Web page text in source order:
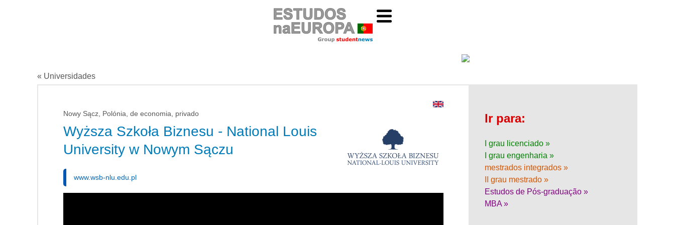
« Universidades
Nowy Sącz, Polónia, de economia, privado
Wyższa Szkoła Biznesu - National Louis
University w Nowym Sączu
www.wsb-nlu.edu.pl
Ir para:
I grau licenciado »
I grau engenharia »
mestrados integrados »
II grau mestrado »
Estudos de Pós-graduação »
MBA »